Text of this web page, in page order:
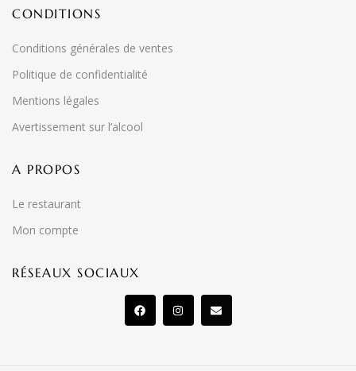
CONDITIONS
Conditions générales de ventes
Politique de confidentialité
Mentions légales
Avertissement sur l’alcool
A PROPOS
Le restaurant
Mon compte
RÉSEAUX SOCIAUX